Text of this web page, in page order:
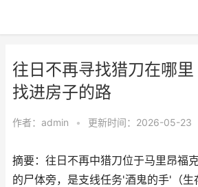
往日不再寻找猎刀在哪
找进房子的路
作者： admin • 更新时间：2026-05-23
摘要：往日不再中猎刀位于马里昂福
的尸体旁，是支线任务'酒鬼的手'（